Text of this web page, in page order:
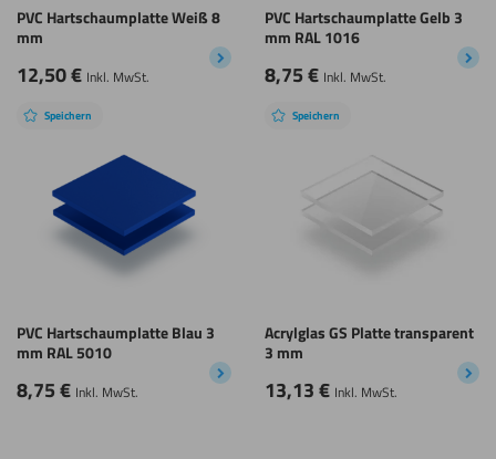
PVC Hartschaumplatte Weiß 8
mm
12,50€ Inkl. MwSt.
PVC Hartschaumplatte Gelb 3
mm RAL 1016
8,75€ Inkl. MwSt.
Speichern
PVC Hartschaumplatte Blau 3
mm RAL 5010
8,75€ Inkl. MwSt.
Speichern
Acrylglas GS Platte transparent
3 mm
13,13€ Inkl. MwSt.